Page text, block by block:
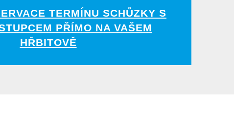
TERMÍNU SCHŮZKY S
PŘÍMO NA VAŠEM
HŘBITOVĚ